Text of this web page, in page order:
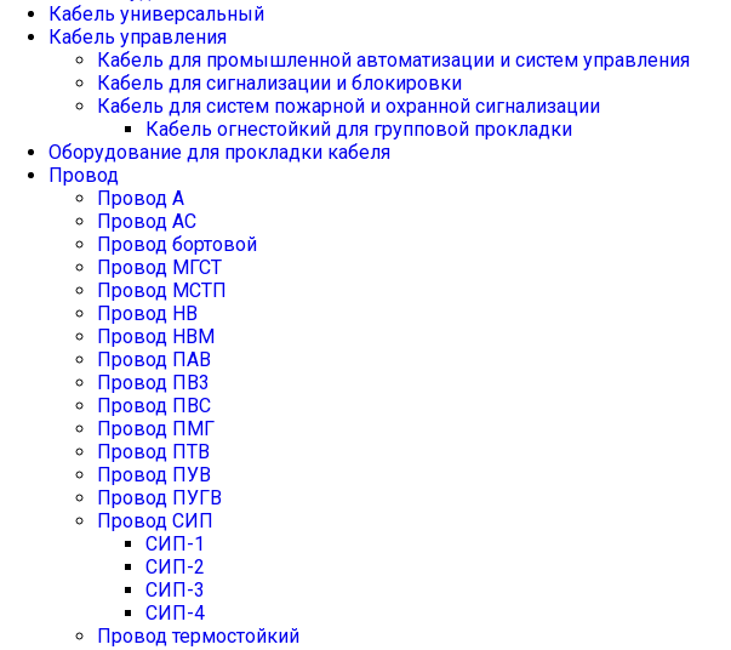
Кабель универсальный
Кабель управления
Кабель для промышленной автоматизации и систем управления
Кабель для сигнализации и блокировки
Кабель для систем пожарной и охранной сигнализации
Кабель огнестойкий для групповой прокладки
Оборудование для прокладки кабеля
Провод
Провод А
Провод АС
Провод бортовой
Провод МГСТ
Провод МСТП
Провод НВ
Провод НВМ
Провод ПАВ
Провод ПВ3
Провод ПВС
Провод ПМГ
Провод ПТВ
Провод ПУВ
Провод ПУГВ
Провод СИП
СИП-1
СИП-2
СИП-3
СИП-4
Провод термостойкий